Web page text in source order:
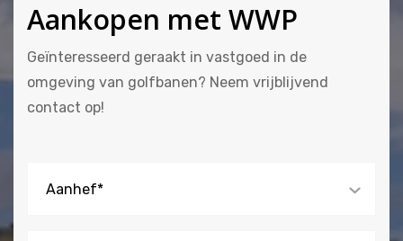
Aankopen met WWP
Geïnteresseerd geraakt in vastgoed in de
omgeving van golfbanen? Neem vrijblijvend
contact op!
Aanhef*